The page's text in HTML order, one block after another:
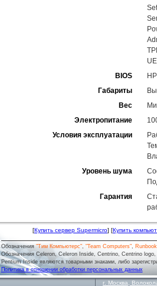
BIOS
Габариты
Вес
Электропитание
Условия эксплуатации
Уровень шума
Гарантия
[Купить сервер Supermicro] [Купить
Обозначения"Тим Компьютерс", "Team Computers", Runbook
Обозначения Celeron, Celeron Inside, Centrino, Centrino
Pentium Inside являются товарными знаками, либо
Политика в отношении обработки персональных данных
г. Москва